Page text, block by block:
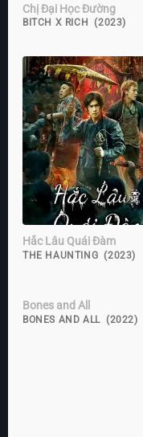
Chị Đại Học Đường
BITCH X RICH (2023)
Hắc Lâu Quái Đàm
THE HAUNTING (2023)
Bones and All
BONES AND ALL (2022)